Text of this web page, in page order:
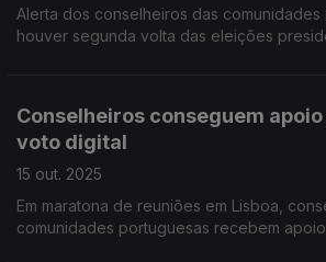
Alerta dos conselheiros das comunidades
houver segunda volta das eleições
Conselheiros conseguem
voto digital
15 out. 2025
Em maratona de reuniões em Lisboa,
comunidades portuguesas recebem